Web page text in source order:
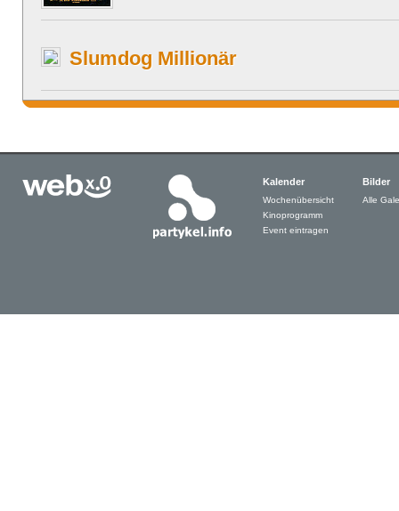
Slumdog Millionär
Kalender
Wochenübersicht
Kinoprogramm
Event eintragen
Bilder
Alle